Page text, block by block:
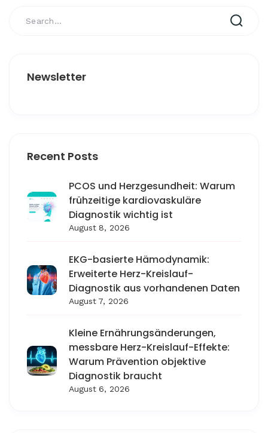
Newsletter
Recent Posts
PCOS und Herzgesundheit: Warum
frühzeitige kardiovaskuläre
Diagnostik wichtig ist
August 8, 2026
EKG-basierte Hämodynamik:
Erweiterte Herz-Kreislauf-
Diagnostik aus vorhandenen Daten
August 7, 2026
Kleine Ernährungsänderungen,
messbare Herz-Kreislauf-Effekte:
Warum Prävention objektive
Diagnostik braucht
August 6, 2026